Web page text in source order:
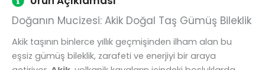
Doğanın Mucizesi: Akik Doğal Taş Gümüş Bileklik
Akik taşının binlerce yıllık geçmişinden ilham alan bu
eşsiz gümüş bileklik, zarafeti ve enerjiyi bir araya